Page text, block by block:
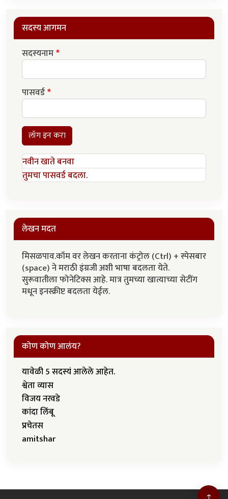
सदस्य आगमन
सदस्यनाम
पासवर्ड
लॉग इन करा
नवीन खाते बनवा
तुमचा पासवर्ड बदला.
लेखन मदत
मिसळपाव.कॉम वर लेखन करताना कंट्रोल (Ctrl) + स्पेसबार
(space) ने मराठी इंग्रजी अशी भाषा बदलता येते.
सुरूवातीला फोनेटिक्स आहे. मात्र तुमच्या खात्याच्या सेटींग
मधून इनस्क्रीप्ट बदलता येईल.
कोण कोण आलंय?
यावेळी 5 सदस्यं आलेले आहेत.
श्वेता व्यास
विजय नरवडे
कांदा लिंबू
प्रचेतस
amitshar
↑